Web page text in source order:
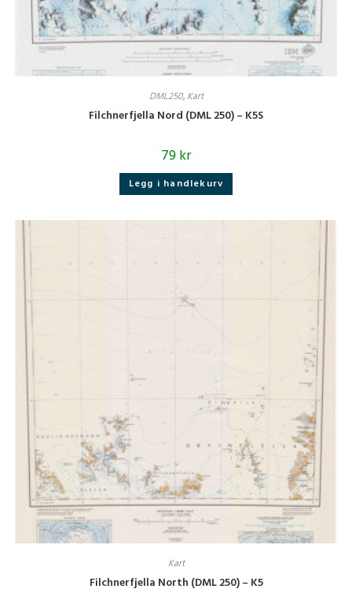
DML250, Kart
Filchnerfjella Nord (DML 250) – K5S
79kr
Legg i handlekurv
Kart
Filchnerfjella North (DML 250) – K5